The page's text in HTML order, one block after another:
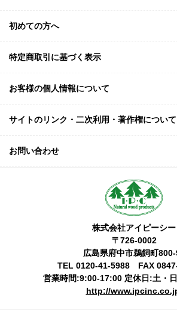
初めての方へ
特定商取引に基づく表示
お客様の個人情報について
サイトのリンク・二次利用・著作権について
お問い合わせ
株式会社アイピーシー
〒726-0002
広島県府中市鵜飼町
TEL 0120-41-5988 FAX
営業時間:9:00-17:00 定休日:土・日
http://